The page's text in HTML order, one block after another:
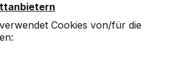
Cookies von/für die
Fahrer verdient
gerne wieder. Haltbarkeit im
wird getestet.